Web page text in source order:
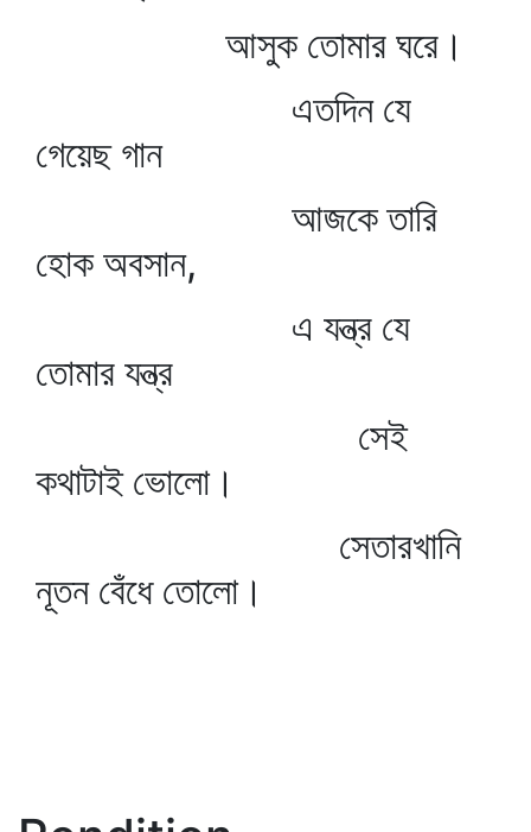
আসুক তোমার ঘরে।
এতদিন যে
গেয়েছ গান
আজকে তারি
হোক অবসান,
এ যন্ত্র যে
তোমার যন্ত্র
সেই
কথাটাই ভোলো।
সেতারখানি
নূতন বেঁধে তোলো।